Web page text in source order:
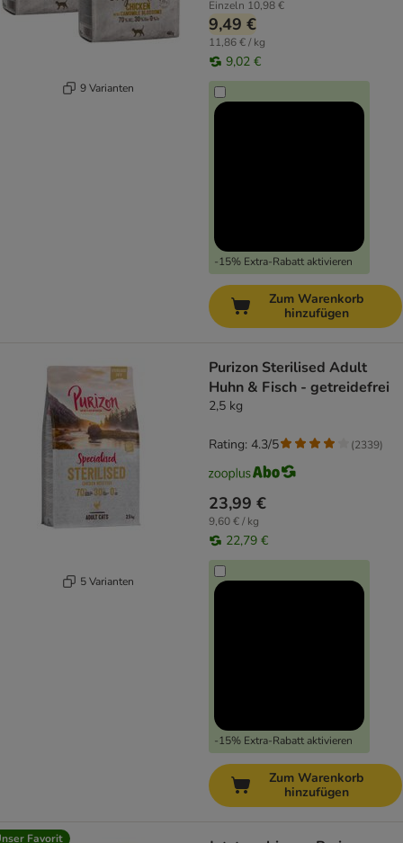
9 Varianten
Einzeln 10,98 €
9,49 €
11,86 € / kg
9,02 €
-15% Extra-Rabatt aktivieren
Zum Warenkorb
hinzufügen
5 Varianten
Purizon Sterilised Adult
Huhn & Fisch - getreidefrei
2,5 kg
23,99 €
9,60 € / kg
22,79 €
-15% Extra-Rabatt aktivieren
Rating: 4.3/5 (2339)
Zum Warenkorb
hinzufügen
Favorit